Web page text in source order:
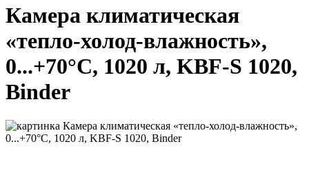
Камера климатическая
«тепло-холод-влажность»,
0...+70°С, 1020 л, KBF-S 1020,
Binder